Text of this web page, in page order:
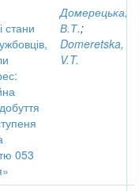
стани
053
Домерецька,
В.Т.;
Domeretska,
V.T.